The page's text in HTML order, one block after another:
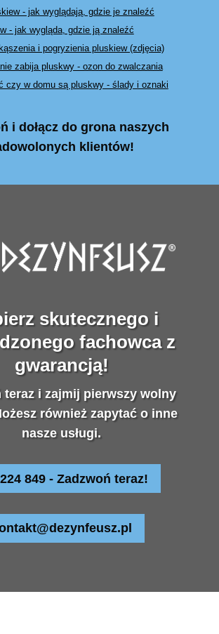
- jak wyglądają, gdzie je znaleźć
- jak wygląda, gdzie ją znaleźć
i pogryzienia pluskiew (zdjęcia)
zabija pluskwy - ozon do zwalczania
czy w domu są pluskwy - ślady i oznaki
i dołącz do grona naszych
klientów!
skutecznego i
fachowca z
gwarancją!
teraz i zajmij pierwszy wolny
również zapytać o inne
nasze usługi.
849 - Zadzwoń teraz!